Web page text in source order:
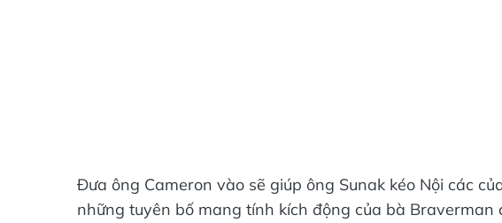
Đưa ông Cameron vào sẽ giúp ông Sunak kéo Nội các
những tuyên bố mang tính kích động của bà